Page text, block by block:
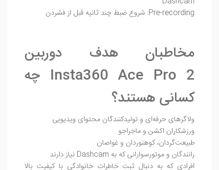
Pre-recording: شروع ضبط چند ثانیه قبل از فشردن
مخاطبان هدف دوربین
Insta360 Ace Pro 2 چه
کسانی هستند؟
ولاگرهای حرفه‌ای و تولیدکنندگان محتوای ویدیویی
ورزشکاران اکشن و ماجراجو
طبیعت‌گردان، کوهنوردان و غواصان
رانندگان و موتورسوارانی که به Dashcam نیاز دارند
افرادی که به دنبال ثبت خاطرات خانوادگی با کیفیت بالا